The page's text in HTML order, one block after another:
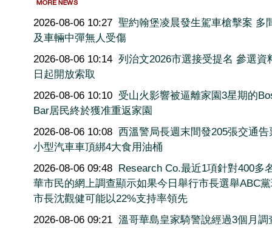
2026-08-06 10:27 聖約翰堡凌晨發生駕車槍擊案 多
及車輛中彈無人受傷
2026-08-06 10:14 列治文2026市選接受提名 參選資
日起開放索取
2026-08-06 10:10 受山火影響被逼離家園3星期的
Bar居民終於獲准重返家園
2026-08-06 10:08 西溫警局長週末間發205張交通告
小型汽車車頂綁4大食用油桶
2026-08-06 09:48 Research Co.最近1項針對400多
華市民的網上調查顯示如果今日舉行市長選舉ABC
市長沈觀健可能以22%支持率領先
2026-08-06 09:21 溫哥華島皇家騎警說經過3個月調